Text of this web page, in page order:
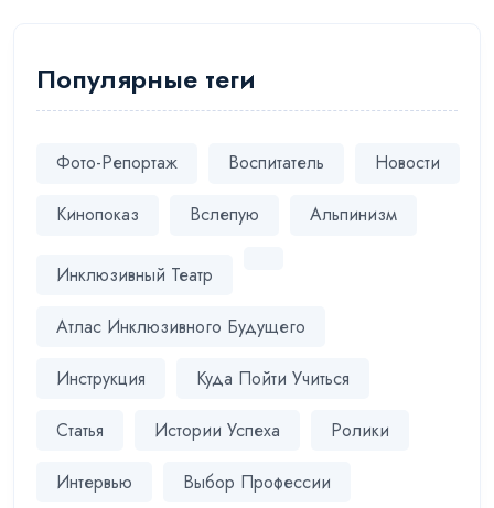
Популярные теги
Фото-Репортаж Воспитатель Новости
Кинопоказ Вслепую Альпинизм
Инклюзивный Театр
Атлас Инклюзивного Будущего
Инструкция Куда Пойти Учиться
Статья Истории Успеха Ролики
Интервью Выбор Профессии